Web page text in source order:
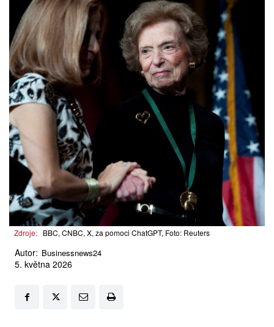
Zdroje: BBC, CNBC, X, za pomoci ChatGPT, Foto: Reuters
Autor: Businessnews24
5. května 2026